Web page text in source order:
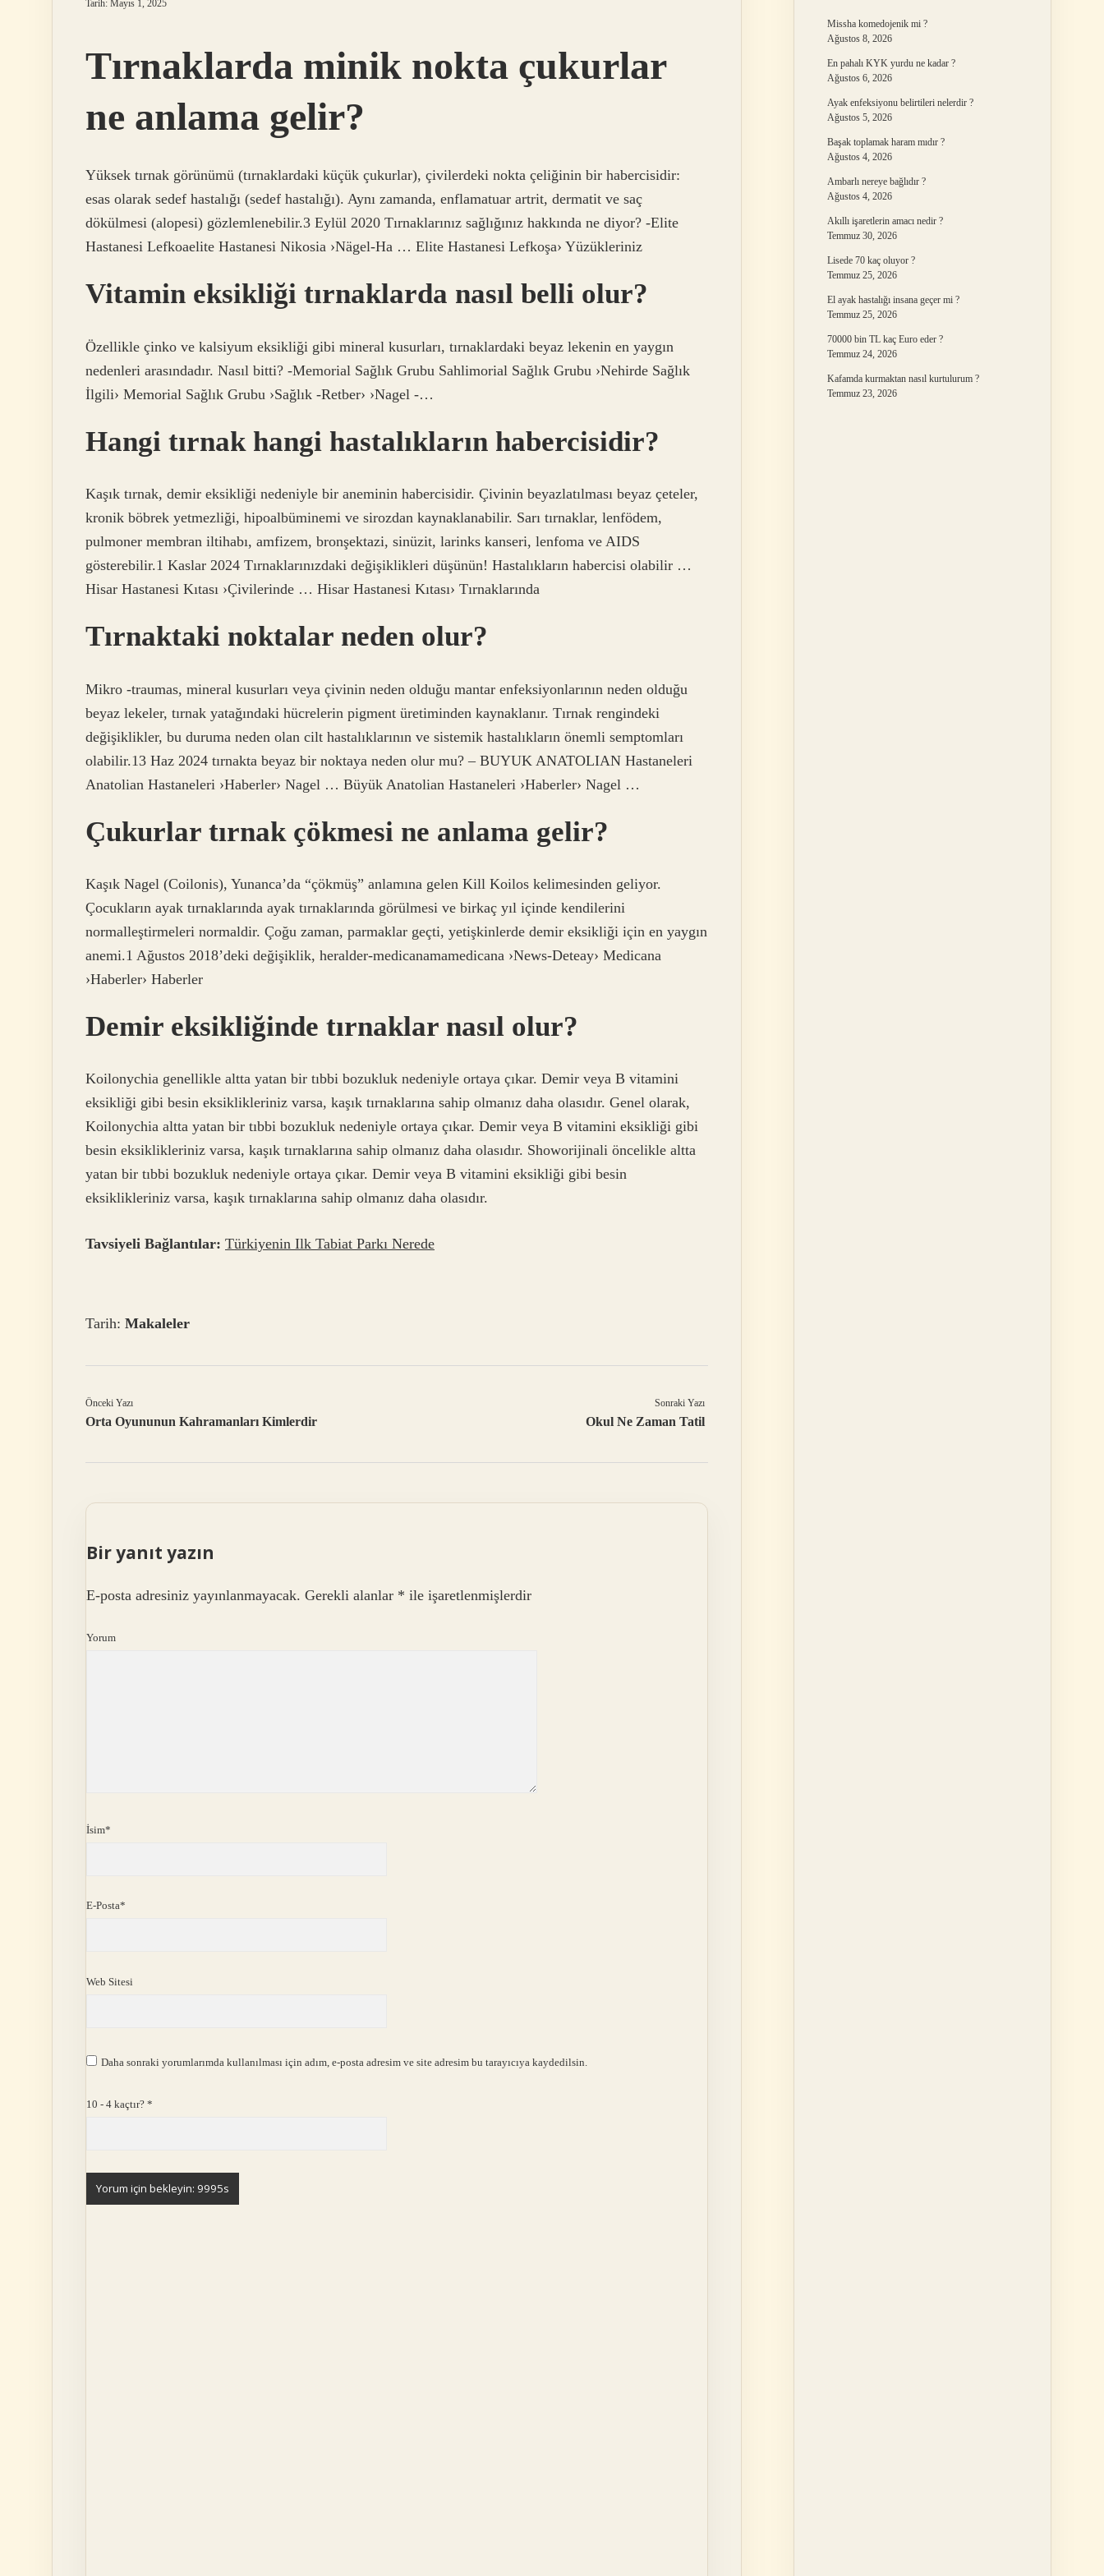
Tarih: Mayıs 1, 2025
Tırnaklarda minik nokta çukurlar
ne anlama gelir?
Yüksek tırnak görünümü (tırnaklardaki küçük çukurlar), çivilerdeki nokta çeliğinin bir habercisidir:
esas olarak sedef hastalığı (sedef hastalığı). Aynı zamanda, enflamatuar artrit, dermatit ve saç
dökülmesi (alopesi) gözlemlenebilir.3 Eylül 2020 Tırnaklarınız sağlığınız hakkında ne diyor? -Elite
Hastanesi Lefkoaelite Hastanesi Nikosia ›Nägel-Ha … Elite Hastanesi Lefkoşa› Yüzükleriniz
Vitamin eksikliği tırnaklarda nasıl belli olur?
Özellikle çinko ve kalsiyum eksikliği gibi mineral kusurları, tırnaklardaki beyaz lekenin en yaygın
nedenleri arasındadır. Nasıl bitti? -Memorial Sağlık Grubu Sahlimorial Sağlık Grubu ›Nehirde Sağlık
İlgili› Memorial Sağlık Grubu ›Sağlık -Retber› ›Nagel -…
Hangi tırnak hangi hastalıkların habercisidir?
Kaşık tırnak, demir eksikliği nedeniyle bir aneminin habercisidir. Çivinin beyazlatılması beyaz çeteler,
kronik böbrek yetmezliği, hipoalbüminemi ve sirozdan kaynaklanabilir. Sarı tırnaklar, lenfödem,
pulmoner membran iltihabı, amfizem, bronşektazi, sinüzit, larinks kanseri, lenfoma ve AIDS
gösterebilir.1 Kaslar 2024 Tırnaklarınızdaki değişiklikleri düşünün! Hastalıkların habercisi olabilir …
Hisar Hastanesi Kıtası ›Çivilerinde … Hisar Hastanesi Kıtası› Tırnaklarında
Tırnaktaki noktalar neden olur?
Mikro -traumas, mineral kusurları veya çivinin neden olduğu mantar enfeksiyonlarının neden olduğu
beyaz lekeler, tırnak yatağındaki hücrelerin pigment üretiminden kaynaklanır. Tırnak rengindeki
değişiklikler, bu duruma neden olan cilt hastalıklarının ve sistemik hastalıkların önemli semptomları
olabilir.13 Haz 2024 tırnakta beyaz bir noktaya neden olur mu? – BUYUK ANATOLIAN Hastaneleri
Anatolian Hastaneleri ›Haberler› Nagel … Büyük Anatolian Hastaneleri ›Haberler› Nagel …
Çukurlar tırnak çökmesi ne anlama gelir?
Kaşık Nagel (Coilonis), Yunanca’da “çökmüş” anlamına gelen Kill Koilos kelimesinden geliyor.
Çocukların ayak tırnaklarında ayak tırnaklarında görülmesi ve birkaç yıl içinde kendilerini
normalleştirmeleri normaldir. Çoğu zaman, parmaklar geçti, yetişkinlerde demir eksikliği için en yaygın
anemi.1 Ağustos 2018’deki değişiklik, heralder-medicanamamedicana ›News-Deteay› Medicana
›Haberler› Haberler
Demir eksikliğinde tırnaklar nasıl olur?
Koilonychia genellikle altta yatan bir tıbbi bozukluk nedeniyle ortaya çıkar. Demir veya B vitamini
eksikliği gibi besin eksiklikleriniz varsa, kaşık tırnaklarına sahip olmanız daha olasıdır. Genel olarak,
Koilonychia altta yatan bir tıbbi bozukluk nedeniyle ortaya çıkar. Demir veya B vitamini eksikliği gibi
besin eksiklikleriniz varsa, kaşık tırnaklarına sahip olmanız daha olasıdır. Showorijinali öncelikle altta
yatan bir tıbbi bozukluk nedeniyle ortaya çıkar. Demir veya B vitamini eksikliği gibi besin
eksiklikleriniz varsa, kaşık tırnaklarına sahip olmanız daha olasıdır.
Tavsiyeli Bağlantılar: Türkiyenin Ilk Tabiat Parkı Nerede
Tarih: Makaleler
Önceki Yazı
Orta Oyununun Kahramanları Kimlerdir
Sonraki Yazı
Okul Ne Zaman Tatil
Bir yanıt yazın
E-posta adresiniz yayınlanmayacak. Gerekli alanlar * ile işaretlenmişlerdir
Yorum
İsim*
E-Posta*
Web Sitesi
Daha sonraki yorumlarımda kullanılması için adım, e-posta adresim ve site adresim bu tarayıcıya kaydedilsin.
10 - 4 kaçtır? *
Missha komedojenik mi ?
Ağustos 8, 2026
En pahalı KYK yurdu ne kadar ?
Ağustos 6, 2026
Ayak enfeksiyonu belirtileri nelerdir ?
Ağustos 5, 2026
Başak toplamak haram mıdır ?
Ağustos 4, 2026
Ambarlı nereye bağlıdır ?
Ağustos 4, 2026
Akıllı işaretlerin amacı nedir ?
Temmuz 30, 2026
Lisede 70 kaç oluyor ?
Temmuz 25, 2026
El ayak hastalığı insana geçer mi ?
Temmuz 25, 2026
70000 bin TL kaç Euro eder ?
Temmuz 24, 2026
Kafamda kurmaktan nasıl kurtulurum ?
Temmuz 23, 2026